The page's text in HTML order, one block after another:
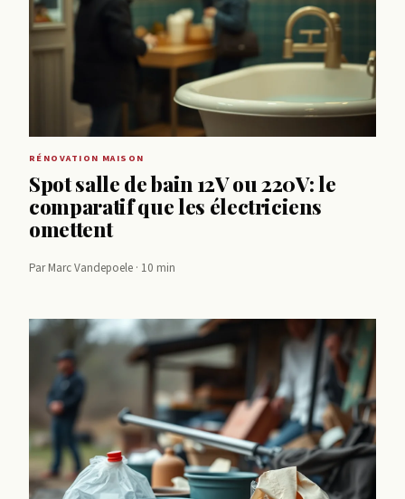
RÉNOVATION MAISON
Spot salle de bain 12V ou 220V: le
comparatif que les électriciens
omettent
Par Marc Vandepoele · 10 min